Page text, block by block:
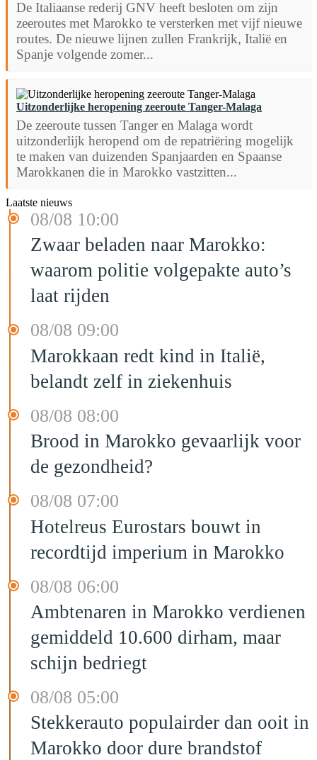
De Italiaanse rederij GNV heeft besloten om zijn
zeeroutes met Marokko te versterken met vijf nieuwe
routes. De nieuwe lijnen zullen Frankrijk, Italië en
Spanje volgende zomer...
Uitzonderlijke heropening zeeroute Tanger-Malaga
De zeeroute tussen Tanger en Malaga wordt
uitzonderlijk heropend om de repatriëring mogelijk
te maken van duizenden Spanjaarden en Spaanse
Marokkanen die in Marokko vastzitten...
Laatste nieuws
08/08 10:00
Zwaar beladen naar Marokko:
waarom politie volgepakte auto’s
laat rijden
08/08 09:00
Marokkaan redt kind in Italië,
belandt zelf in ziekenhuis
08/08 08:00
Brood in Marokko gevaarlijk voor
de gezondheid?
08/08 07:00
Hotelreus Eurostars bouwt in
recordtijd imperium in Marokko
08/08 06:00
Ambtenaren in Marokko verdienen
gemiddeld 10.600 dirham, maar
schijn bedriegt
08/08 05:00
Stekkerauto populairder dan ooit in
Marokko door dure brandstof